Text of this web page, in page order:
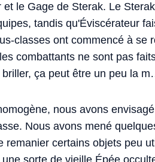
le Gage de Sterak. Le
tandis qu'Éviscérateur
classes ont commencé à se
combattants ne sont pas
ça peut être un peu la
nous avons
Nous avons mené
remanier certains objets peu
sorte de vieille Épée